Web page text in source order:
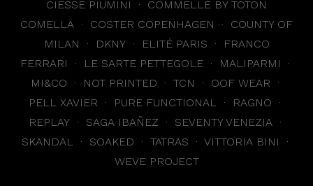
CIESSE PIUMINI · COMMELLE BY TOTON
COMELLA · COSTER COPENHAGEN · COUNTY OF
MILAN · DKNY · ELITÉ PARIS · FRANCO
FERRARI · LE SARTE PETTEGOLE · MALIPARMI ·
MI&CO · NOT PRINTED · TCN · OOF WEAR ·
PELL XAVIER · PURE FUNCTIONAL · RAGNO ·
REPLAY · SAGA IBAÑEZ · SEVENTY VENEZIA ·
SKANDAL · SOAKED · TATRAS · VITTORIA BINI ·
WEVE PROJECT